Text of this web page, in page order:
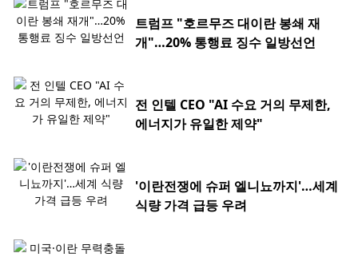
트럼프 "호르무즈 대이란 봉쇄 재
개"…20% 통행료 징수 일방선언
전 인텔 CEO "AI 수요 거의 무제한,
에너지가 유일한 제약"
'이란전쟁에 슈퍼 엘니뇨까지'…세계
식량 가격 급등 우려